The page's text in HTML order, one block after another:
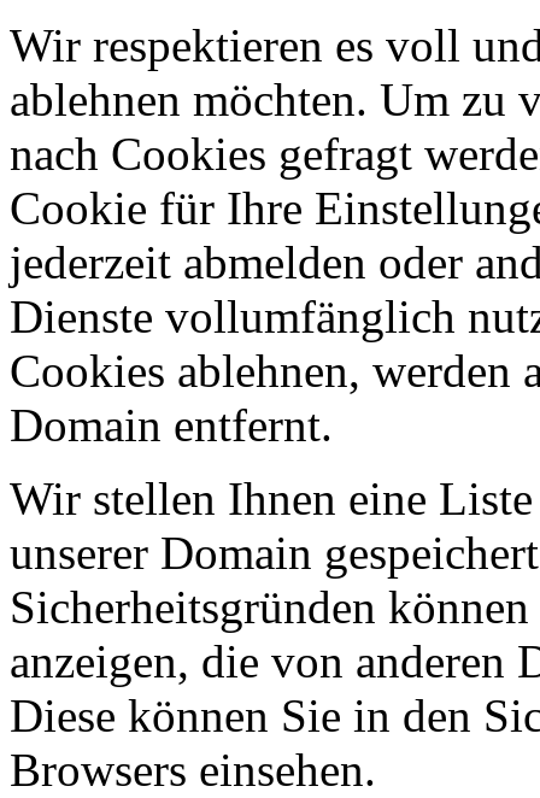
Wir respektieren es voll
ablehnen möchten. Um zu
nach Cookies gefragt
Cookie für Ihre
jederzeit abmelden oder
Dienste vollumfänglich
Cookies ablehnen, werden
Domain entfernt.
Wir stellen Ihnen eine
unserer Domain
Sicherheitsgründen
anzeigen, die von anderen
Diese können Sie in den
Browsers einsehen.